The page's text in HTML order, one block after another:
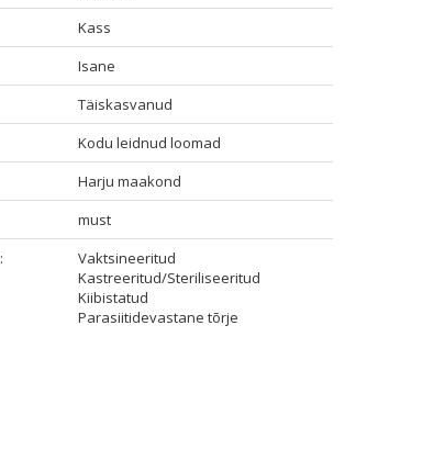
Kass
Isane
Täiskasvanud
Kodu leidnud loomad
Harju maakond
must
:
Vaktsineeritud
Kastreeritud/Steriliseeritud
Kiibistatud
Parasiitidevastane tõrje